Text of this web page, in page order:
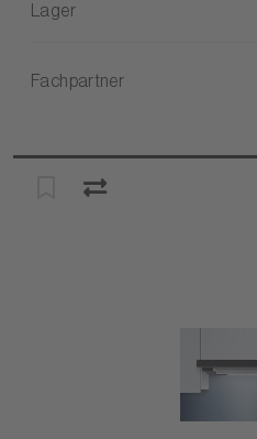
Lager
Fachpartner